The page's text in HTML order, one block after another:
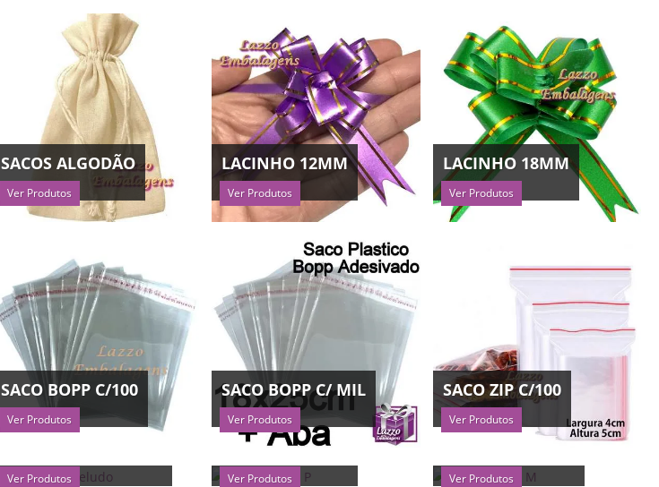
SACOS ALGODÃO
Ver Produtos
LACINHO 12MM
Ver Produtos
LACINHO 18MM
Ver Produtos
SACO BOPP C/100
Ver Produtos
SACO BOPP C/ MIL
Ver Produtos
SACO ZIP C/100
Ver Produtos
Ver Produtos
SACO VELUDO P
Ver Produtos Ver Produtos